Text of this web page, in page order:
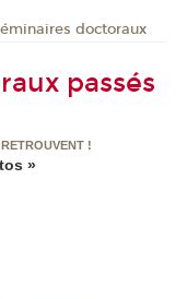
doctoraux
passés
!
»